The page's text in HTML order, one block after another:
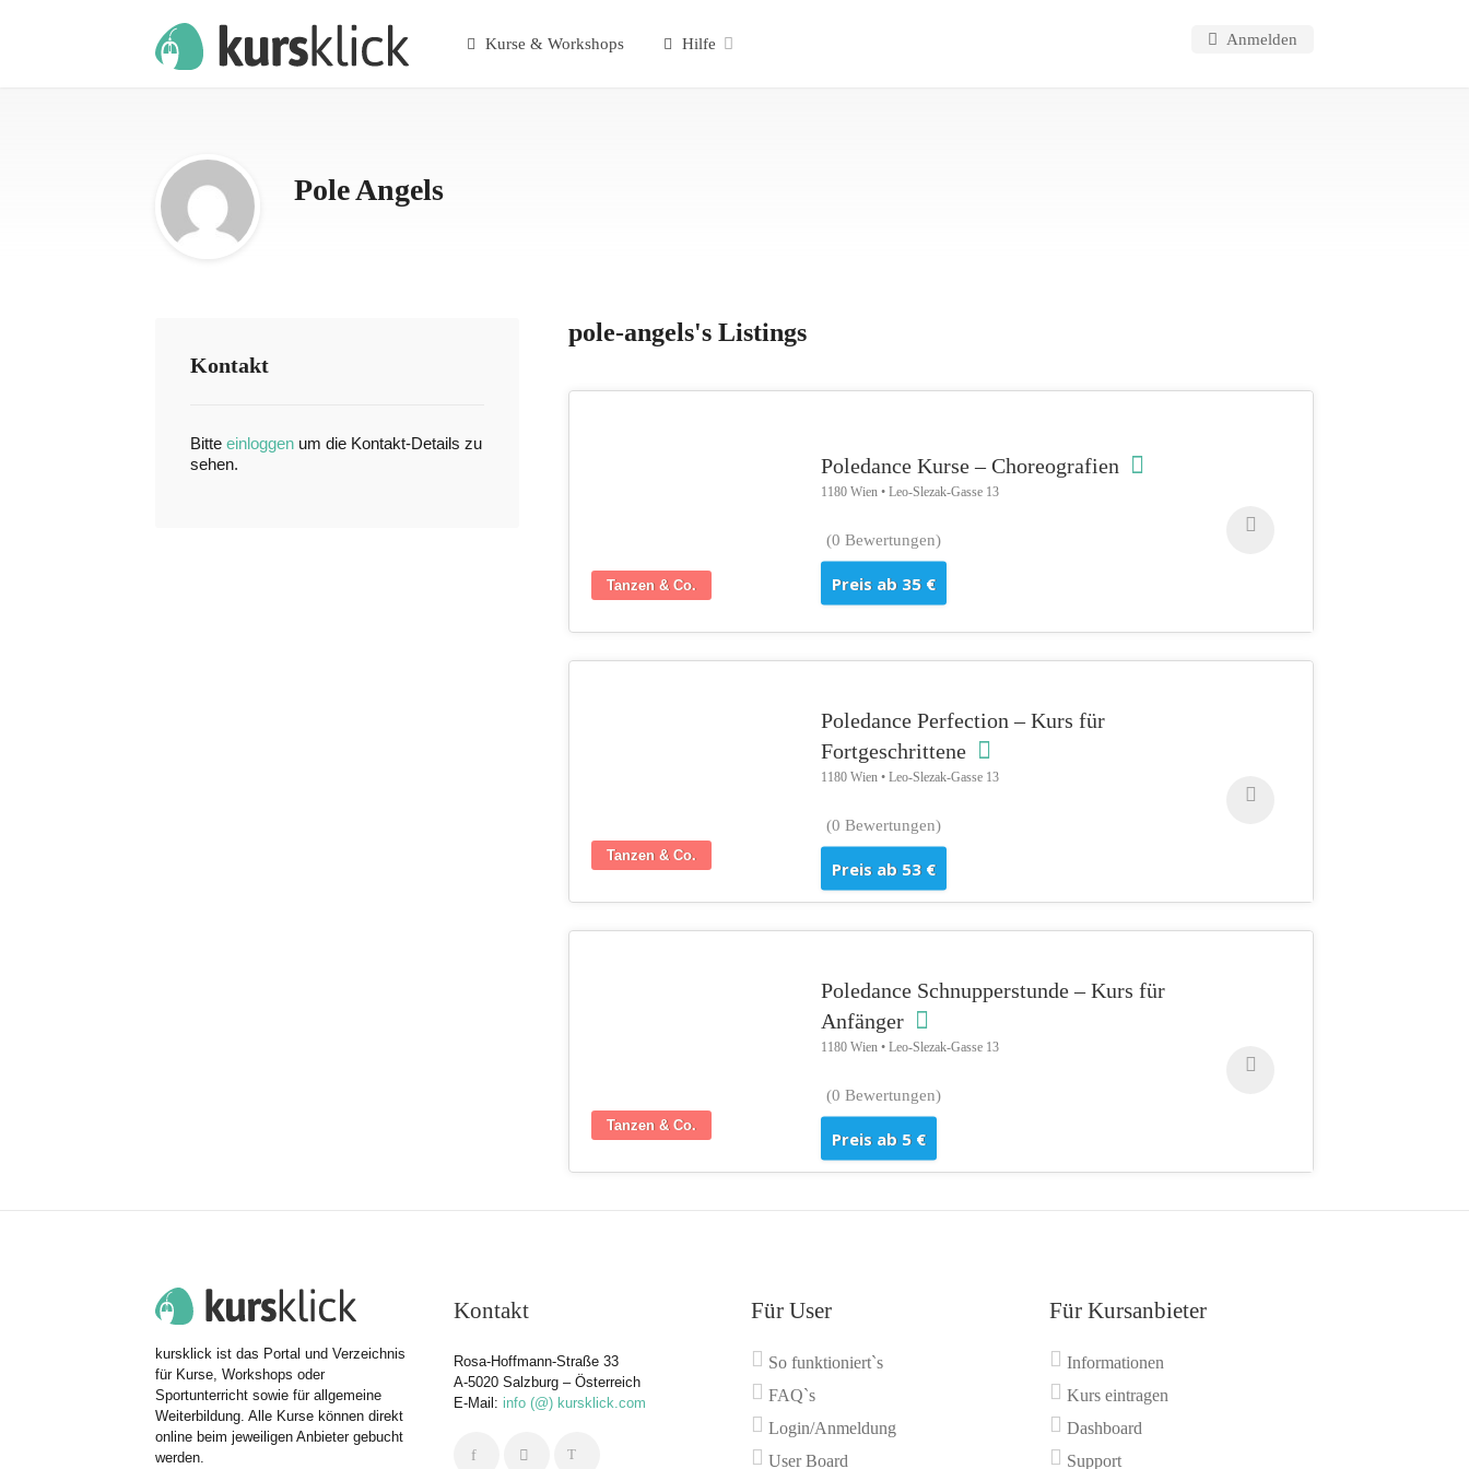
Kurse & Workshops Hilfe Anmelden
Pole Angels
Kontakt
Bitte einloggen um die Kontakt-Details zu
sehen.
pole-angels's Listings
Tanzen & Co.
Poledance Kurse – Choreografien
1180 Wien • Leo-Slezak-Gasse 13
(0 Bewertungen)
Preis ab 35 €
Tanzen & Co.
Poledance Perfection – Kurs für
Fortgeschrittene
1180 Wien • Leo-Slezak-Gasse 13
(0 Bewertungen)
Preis ab 53 €
Tanzen & Co.
Poledance Schnupperstunde – Kurs für
Anfänger
1180 Wien • Leo-Slezak-Gasse 13
(0 Bewertungen)
Preis ab 5 €
kursklick ist das Portal und Verzeichnis
für Kurse, Workshops oder
Sportunterricht sowie für allgemeine
Weiterbildung. Alle Kurse können direkt
online beim jeweiligen Anbieter gebucht
werden.
Kontakt
Rosa-Hoffmann-Straße 33
A-5020 Salzburg – Österreich
E-Mail: info (@) kursklick.com
Für User
So funktioniert`s
FAQ`s
Login/Anmeldung
User Board
Für Kursanbieter
Informationen
Kurs eintragen
Dashboard
Support